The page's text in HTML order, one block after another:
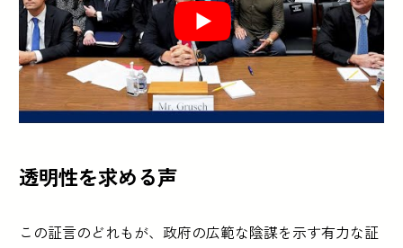
透明性を求める声
この証言のどれもが、政府の広範な陰謀を示す有力な証